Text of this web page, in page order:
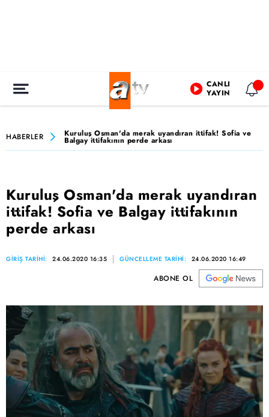
CANLI
YAYIN
HABERLER Kuruluş Osman'da merak uyandıran ittifak! Sofia ve
Balgay ittifakının perde arkası
Kuruluş Osman'da merak uyandıran
ittifak! Sofia ve Balgay ittifakının
perde arkası
GİRİŞ TARİHİ: 24.06.2020 16:35 GÜNCELLEME TARİHİ: 24.06.2020 16:49
ABONE OL